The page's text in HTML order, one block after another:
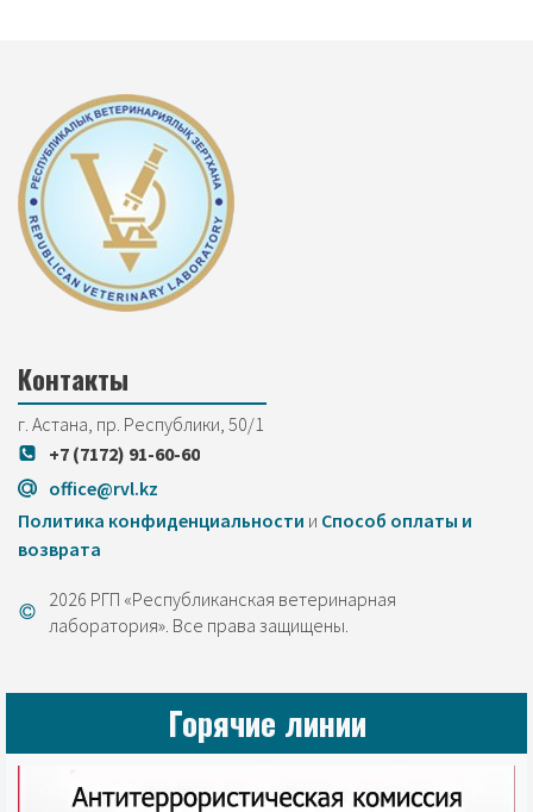
Контакты
г. Астана, пр. Республики, 50/1
+7 (7172) 91-60-60
office@rvl.kz
Политика конфиденциальности и Cпособ оплаты и
возврата
2026 РГП «Республиканская ветеринарная
лаборатория». Все права защищены.
Горячие линии